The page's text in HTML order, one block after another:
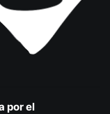
por el